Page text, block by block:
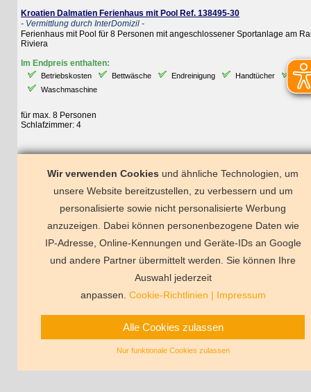
Kroatien Dalmatien Ferienhaus mit Pool Ref. 138495-30
- Vermittlung durch InterDomizil -
Ferienhaus mit Pool für 8 Personen mit angeschlossener Sportanlage am
Riviera
Im Endpreis enthalten:
Betriebskosten Bettwäsche Endreinigung Handtücher
Waschmaschine
für max. 8 Personen
Schlafzimmer: 4
Baska Voda
Deutschland Florida
Frankreich
Wir verwenden Cookies und ähnliche Technologien, um
unsere Website bereitzustellen, zu verbessern und um
personalisierte sowie nicht personalisierte Werbung
anzuzeigen. Dabei können personenbezogene Daten wie
IP-Adresse, Online-Kennungen und Geräte-IDs an Google
und andere Partner übermittelt werden. Sie können Ihre
Auswahl jederzeit
anpassen. Cookie-Richtlinien|Impressum
Alle Cookies zulassen
Nur funktionale Cookies zulassen